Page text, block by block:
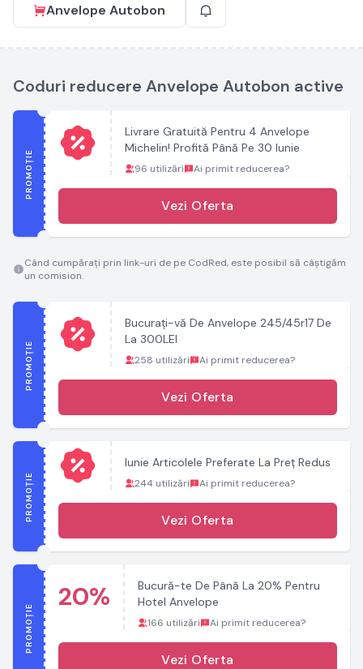
Anvelope Autobon
Coduri reducere Anvelope Autobon active
PROMOȚIE
Livrare Gratuită Pentru 4 Anvelope
Michelin! Profită Până Pe 30 Iunie
96 utilizări Ai primit reducerea?
Vezi Oferta
Când cumpărați prin link-uri de pe CodRed, este posibil să câștigăm
un comision.
PROMOȚIE
Bucurați-vă De Anvelope 245/45r17 De
La 300LEI
258 utilizări Ai primit reducerea?
Vezi Oferta
PROMOȚIE
Iunie Articolele Preferate La Preț Redus
244 utilizări Ai primit reducerea?
Vezi Oferta
PROMOȚIE
20%
Bucură-te De Până La 20% Pentru
Hotel Anvelope
166 utilizări Ai primit reducerea?
Vezi Oferta